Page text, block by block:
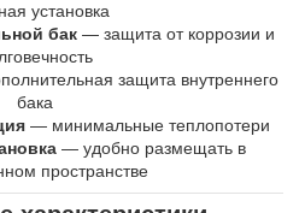
установка
бак— защита от коррозии и
защита внутреннего
бака
— минимальные теплопотери
— удобно размещать в
пространстве